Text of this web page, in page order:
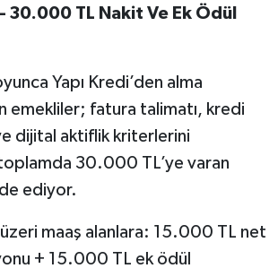
30.000 TL Nakit Ve Ek Ödül
Yapı Kredi’den alma
emekliler; fatura talimatı, kredi
ve dijital aktiflik kriterlerini
toplamda 30.000 TL’ye varan
ediyor.
maaş alanlara: 15.000 TL net
+ 15.000 TL ek ödül